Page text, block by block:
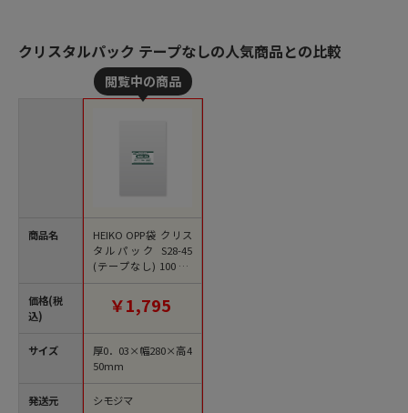
クリスタルパック テープなしの人気商品との比較
商品名
価格(税
込)
サイズ
発送元
HEIKO OPP袋 クリス
タルパック S28-45
(テープなし) 100枚/
袋
￥1,795
厚0．03×幅280×高4
50mm
シモジマ